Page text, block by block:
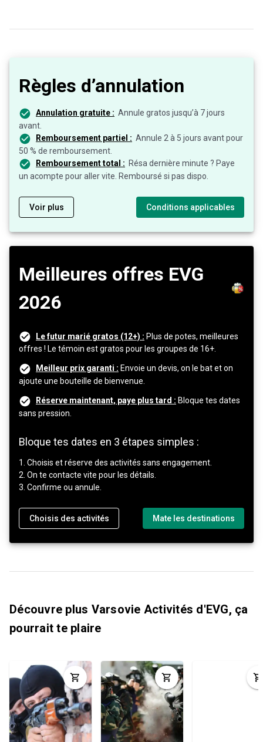
Règles d’annulation
Annulation gratuite : Annule gratos jusqu’à 7 jours
avant.
Remboursement partiel : Annule 2 à 5 jours avant pour
50 % de remboursement.
Remboursement total : Résa dernière minute ? Paye
un acompte pour aller vite. Remboursé si pas dispo.
Voir plus Conditions applicables
Meilleures offres EVG
2026
Le futur marié gratos (12+) : Plus de potes, meilleures
offres ! Le témoin est gratos pour les groupes de 16+.
Meilleur prix garanti : Envoie un devis, on le bat et on
ajoute une bouteille de bienvenue.
Réserve maintenant, paye plus tard : Bloque tes dates
sans pression.
Bloque tes dates en 3 étapes simples :
1. Choisis et réserve des activités sans engagement.
2. On te contacte vite pour les détails.
3. Confirme ou annule.
Choisis des activités Mate les destinations
Découvre plus Varsovie Activités d'EVG, ça
pourrait te plaire